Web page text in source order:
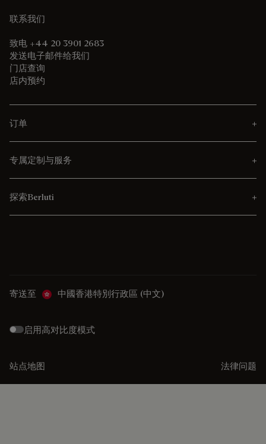
联系我们
致电 +44 20 3901 2683
发送电子邮件给我们
门店查询
店内预约
订单
专属定制与服务
探索Berluti
寄送至 中國香港特別行政區 (中文)
启用高对比度模式
站点地图 法律问题